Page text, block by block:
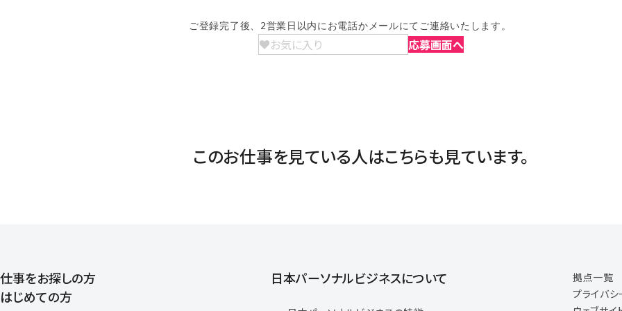
ご登録完了後、2営業日以内にお電話かメールにてご連絡いたします。
お気に入り 応募画面へ
このお仕事を見ている人はこちらも見ています。
仕事をお探しの方
はじめての方
日本パーソナルビジネスについて
拠点一覧
プライバ